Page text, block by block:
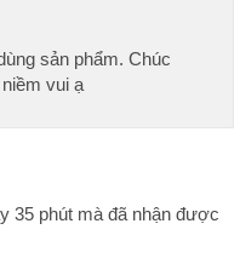
sản phẩm. Chúc
vui ạ
35 phút mà đã nhận được